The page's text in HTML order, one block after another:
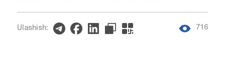
Ulashish: 716